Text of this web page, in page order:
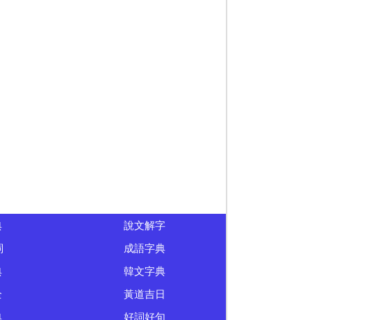
說文解字
成語字典
韓文字典
黃道吉日
好詞好句